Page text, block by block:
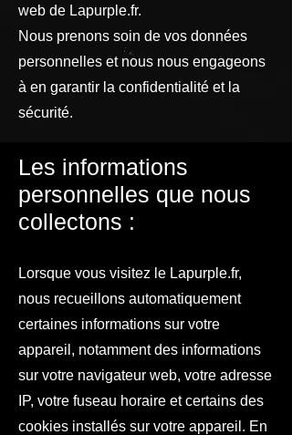
web de Lapurple.fr.
Nous prenons soin de vos données
personnelles et nous nous engageons
à en garantir la confidentialité et la
sécurité.
Les informations
personnelles que nous
collectons :
Lorsque vous visitez le Lapurple.fr,
nous recueillons automatiquement
certaines informations sur votre
appareil, notamment des informations
sur votre navigateur web, votre adresse
IP, votre fuseau horaire et certains des
cookies installés sur votre appareil. En